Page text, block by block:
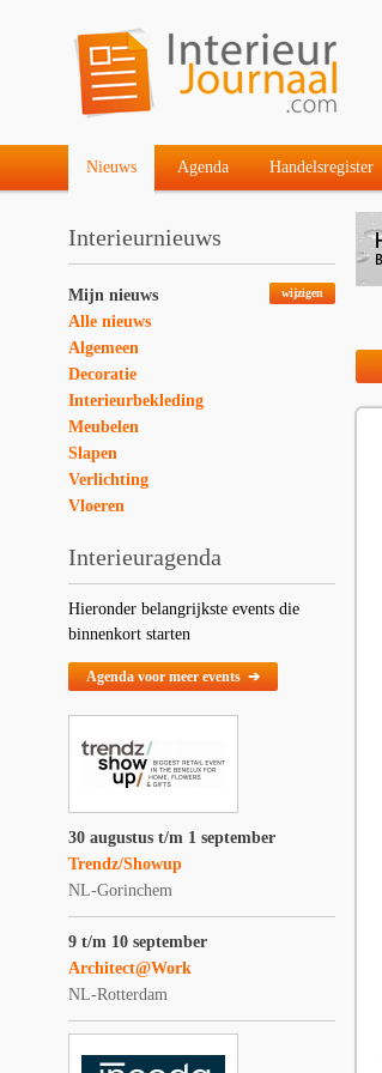
Nieuws Agenda Handelsregister
Interieurnieuws
wijzigen
Mijn nieuws
Alle nieuws
Algemeen
Decoratie
Interieurbekleding
Meubelen
Slapen
Verlichting
Vloeren
Interieuragenda
Hieronder belangrijkste events die
binnenkort starten
Agenda voor meer events ➔
30 augustus t/m 1 september
Trendz/Showup
NL-Gorinchem
9 t/m 10 september
Architect@Work
NL-Rotterdam